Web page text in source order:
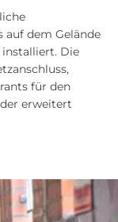
auf dem Gelände
installiert. Die
für den
erweitert